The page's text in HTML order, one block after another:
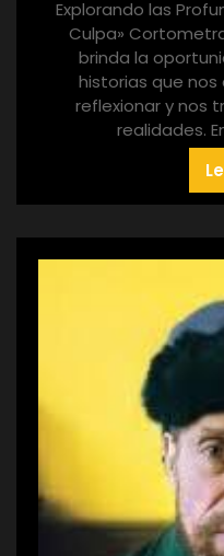
Explorando las
Culpa»
brinda la
historias que nos
reflexionar y nos
realidades.